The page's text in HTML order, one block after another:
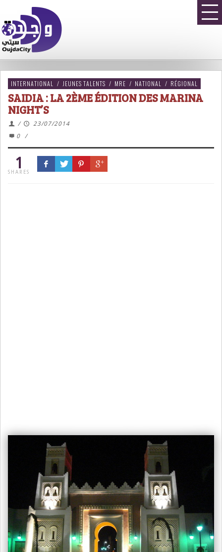
INTERNATIONAL / JEUNES TALENTS / MRE / NATIONAL / RÉGIONAL
SAIDIA : LA 2ÈME ÉDITION DES MARINA
NIGHT’S
/
23/07/2014
0
/
1
SHARES